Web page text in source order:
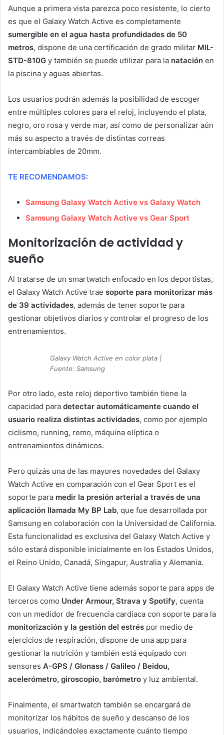
Aunque a primera vista parezca poco resistente, lo cierto
es que el Galaxy Watch Active es completamente
sumergible en el agua hasta profundidades de 50
metros, dispone de una certificación de grado militar MIL-
STD-810G y también se puede utilizar para la natación en
la piscina y aguas abiertas.
Los usuarios podrán además la posibilidad de escoger
entre múltiples colores para el reloj, incluyendo el plata,
negro, oro rosa y verde mar, así como de personalizar aún
más su aspecto a través de distintas correas
intercambiables de 20mm.
TE RECOMENDAMOS:
Samsung Galaxy Watch Active vs Galaxy Watch
Samsung Galaxy Watch Active vs Gear Sport
Monitorización de actividad y
sueño
Al tratarse de un smartwatch enfocado en los deportistas,
el Galaxy Watch Active trae soporte para monitorizar más
de 39 actividades, además de tener soporte para
gestionar objetivos diarios y controlar el progreso de los
entrenamientos.
Galaxy Watch Active en color plata |
Fuente: Samsung
Por otro lado, este reloj deportivo también tiene la
capacidad para detectar automáticamente cuando el
usuario realiza distintas actividades, como por ejemplo
ciclismo, running, remo, máquina elíptica o
entrenamientos dinámicos.
Pero quizás una de las mayores novedades del Galaxy
Watch Active en comparación con el Gear Sport es el
soporte para medir la presión arterial a través de una
aplicación llamada My BP Lab, que fue desarrollada por
Samsung en colaboración con la Universidad de California.
Esta funcionalidad es exclusiva del Galaxy Watch Active y
sólo estará disponible inicialmente en los Estados Unidos,
el Reino Unido, Canadá, Singapur, Australia y Alemania.
El Galaxy Watch Active tiene además soporte para apps de
terceros como Under Armour, Strava y Spotify, cuenta
con un medidor de frecuencia cardíaca con soporte para la
monitorización y la gestión del estrés por medio de
ejercicios de respiración, dispone de una app para
gestionar la nutrición y también está equipado con
sensores A-GPS / Glonass / Galileo / Beidou,
acelerómetro, giroscopio, barómetro y luz ambiental.
Finalmente, el smartwatch también se encargará de
monitorizar los hábitos de sueño y descanso de los
usuarios, indicándoles exactamente cuánto tiempo